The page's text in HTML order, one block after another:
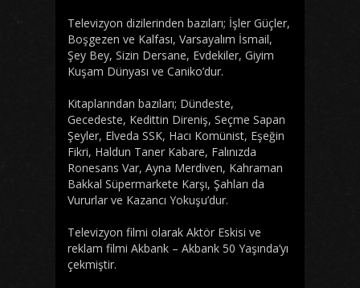
Televizyon dizilerinden bazıları; İşler Güçler,
Boşgezen ve Kalfası, Varsayalım İsmail,
Şey Bey, Sizin Dersane, Evdekiler, Giyim
Kuşam Dünyası ve Caniko’dur.
Kitaplarından bazıları; Dündeste,
Gecedeste, Kedittin Direniş, Seçme Sapan
Şeyler, Elveda SSK, Hacı Komünist, Eşeğin
Fikri, Haldun Taner Kabare, Falınızda
Ronesans Var, Ayna Merdiven, Kahraman
Bakkal Süpermarkete Karşı, Şahları da
Vururlar ve Kazancı Yokuşu’dur.
Televizyon filmi olarak Aktör Eskisi ve
reklam filmi Akbank – Akbank 50 Yaşında’yı
çekmiştir.